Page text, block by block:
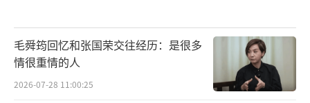
毛舜筠回忆和张国荣交往经历：是很多
情很重情的人
2026-07-28 11:00:25